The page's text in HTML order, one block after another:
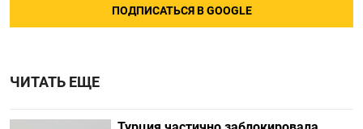
ПОДПИСАТЬСЯ В GOOGLE
ЧИТАТЬ ЕЩЕ